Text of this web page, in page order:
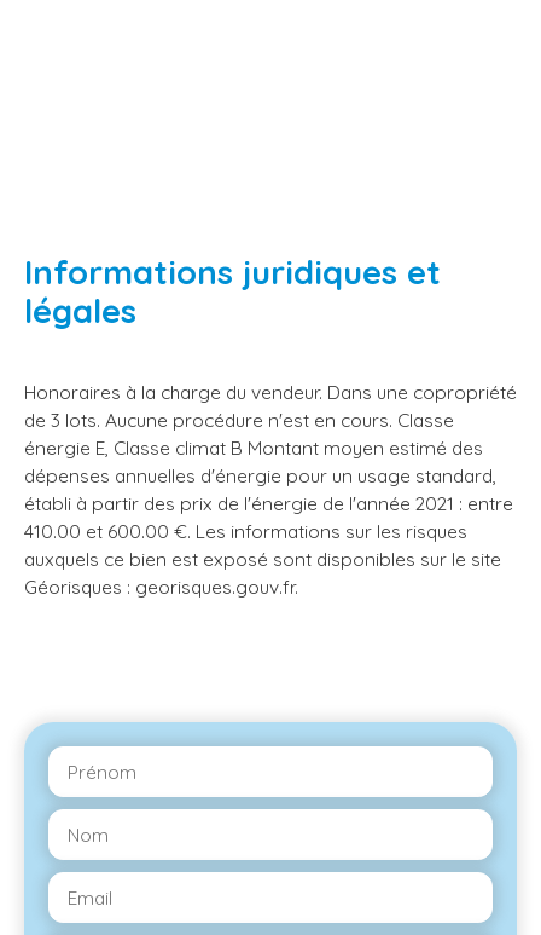
Informations juridiques et
légales
Honoraires à la charge du vendeur. Dans une copropriété
de 3 lots. Aucune procédure n'est en cours. Classe
énergie E, Classe climat B Montant moyen estimé des
dépenses annuelles d'énergie pour un usage standard,
établi à partir des prix de l'énergie de l'année 2021 : entre
410.00 et 600.00 €. Les informations sur les risques
auxquels ce bien est exposé sont disponibles sur le site
Géorisques : georisques.gouv.fr.
Prénom
Nom
Email